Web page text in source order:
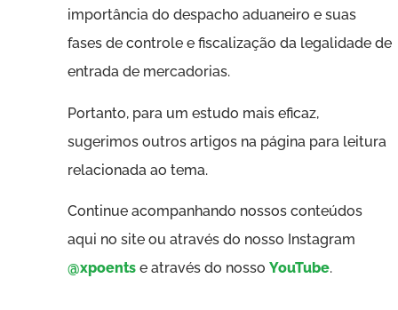
importância do despacho aduaneiro e suas
fases de controle e fiscalização da legalidade de
entrada de mercadorias.
Portanto, para um estudo mais eficaz,
sugerimos outros artigos na página para leitura
relacionada ao tema.
Continue acompanhando nossos conteúdos
aqui no site ou através do nosso Instagram
@xpoents e através do nosso YouTube.